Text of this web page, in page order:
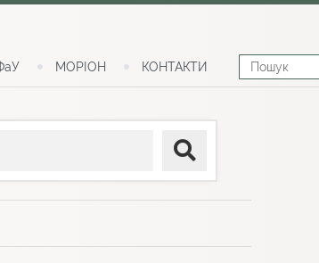
МОРІОН КОНТАКТИ